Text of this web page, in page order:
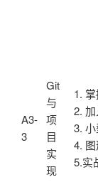
A3-
3
Git
与
项
目
实
现
1.
2.
3.
4.
5.实